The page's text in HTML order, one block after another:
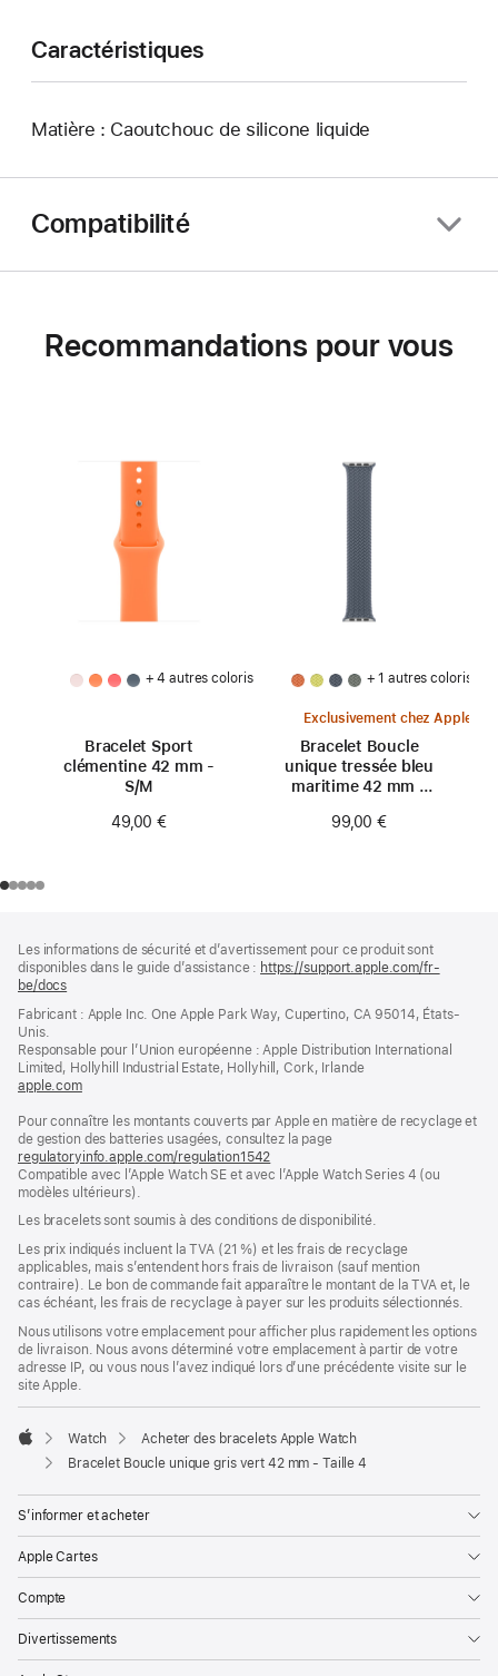
Caractéristiques
Matière : Caoutchouc de silicone liquide
Compatibilité
Recommandations pour vous
+ 4 autres coloris
Bracelet Sport
clémentine 42 mm -
S/M
49,00 €
+ 1 autres coloris
Exclusivement chez Apple
Bracelet Boucle
unique tressée bleu
maritime 42 mm -
99,00 €
de
page
de
bas
page
Les informations de sécurité et d’avertissement pour ce produit sont
disponibles dans le guide d’assistance : https://support.apple.com/fr-
be/docs
une
fenêtre)
Fabricant : Apple Inc. One Apple Park Way, Cupertino, CA 95014, États-
Unis.
Responsable pour l’Union européenne : Apple Distribution International
Limited, Hollyhill Industrial Estate, Hollyhill, Cork, Irlande
apple.com(s’ouvre
une
nouvelle
fenêtre)
Pour connaître les montants couverts par Apple en matière de recyclage et
de gestion des batteries usagées, consultez la page
regulatoryinfo.apple.com/regulation1542
dans
nouvelle
fenêtre)
Compatible avec l’Apple Watch SE et avec l’Apple Watch Series 4 (ou
modèles ultérieurs).
Les bracelets sont soumis à des conditions de disponibilité.
Les prix indiqués incluent la TVA (21 %) et les frais de recyclage
applicables, mais s’entendent hors frais de livraison (sauf mention
contraire). Le bon de commande fait apparaître le montant de la TVA et, le
cas échéant, les frais de recyclage à payer sur les produits sélectionnés.
Nous utilisons votre emplacement pour afficher plus rapidement les options
de livraison. Nous avons déterminé votre emplacement à partir de votre
adresse IP, ou vous nous l’avez indiqué lors d’une précédente visite sur le
site Apple.
Apple
Watch
Acheter des bracelets Apple Watch
Bracelet Boucle unique gris vert 42 mm - Taille 4
S’informer et acheter
Apple Cartes
Compte
Divertissements